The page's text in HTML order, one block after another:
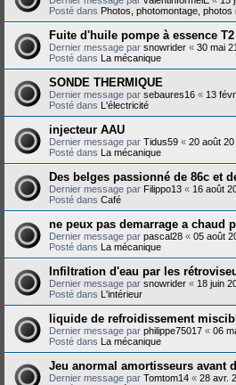
Posté dans Photos, photomontage, photos
Fuite d'huile pompe à essence
Dernier message par snowrider « 30 mai
Posté dans La mécanique
SONDE THERMIQUE
Dernier message par sebaures16 « 13
Posté dans L'électricité
injecteur AAU
Dernier message par Tidus59 « 20 août 20
Posté dans La mécanique
Des belges passionné de 86c et
Dernier message par Filippo13 « 16 août
Posté dans Café
ne peux pas demarrage a chaud
Dernier message par pascal28 « 05 août
Posté dans La mécanique
Infiltration d'eau par les
Dernier message par snowrider « 18 juin
Posté dans L'intérieur
liquide de refroidissement
Dernier message par philippe75017 « 06
Posté dans La mécanique
Jeu anormal amortisseurs avant
Dernier message par Tomtom14 « 28 avr.